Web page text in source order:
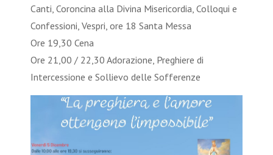
Canti, Coroncina alla Divina Misericordia, Colloqui e
Confessioni, Vespri, ore 18 Santa Messa
Ore 19,30 Cena
Ore 21,00 / 22,30 Adorazione, Preghiere di
Intercessione e Sollievo delle Sofferenze